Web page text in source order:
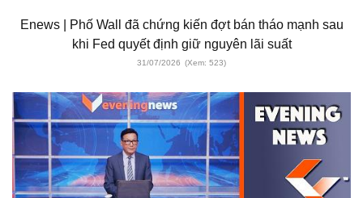
Enews | Phố Wall đã chứng kiến ​​đợt bán tháo mạnh sau
khi Fed quyết định giữ nguyên lãi suất
31/07/2026 (Xem: 523)